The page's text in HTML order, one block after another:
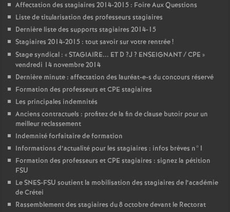
Affectation des stagiaires 2014-2015 : Foire Aux Questions
Liste de titularisation des professeurs stagiaires
Dernière liste des supports stagiaires 2014-15
Stagiaires 2014-2015 : tout savoir sur votre rentrée!
Stage syndical : «STAGIAIRE... ET D ?J ? ENSEIGNANT/CPE »
vendredi 14 novembre 2014
Dernière minute : affectation des lauréat-e-s du concours réservé
Formation des professeurs etCPE stagiaires
Les principales indemnités
Anciens contractuels : profitez de la fin de clause butoir pour un
meilleur reclassement
Indemnité forfaitaire de formation
Informations d’actualité pour les stagiaires : infos brèves n°1
Formation des professeurs etCPE stagiaires : signez la pétition
FSU
LeSNES-FSU soutient la mobilisation des stagiaires de l’académie
de Crétei
Rassemblement des stagiaires du 8 octobre devant le Rectorat